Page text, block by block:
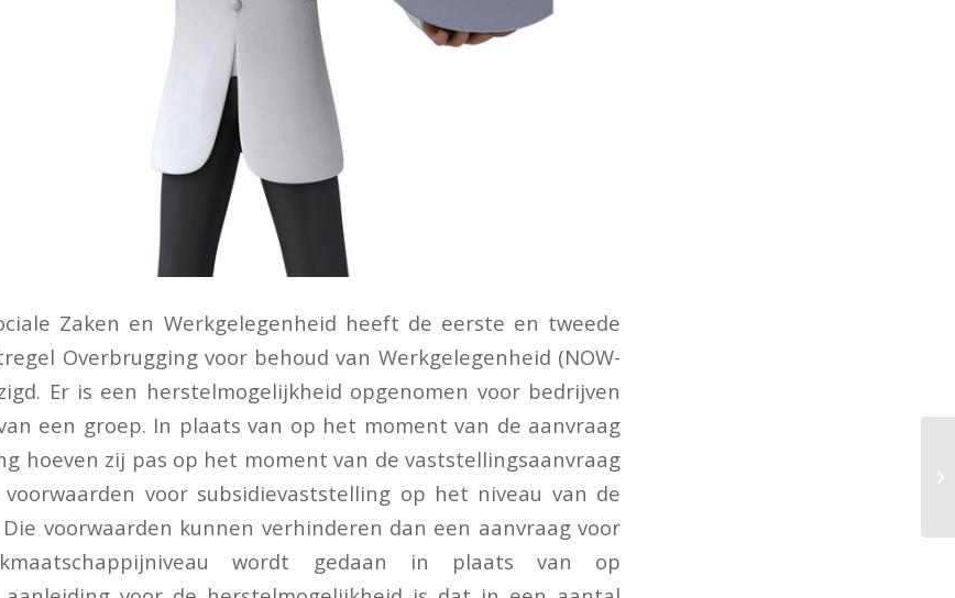
Zaken en Werkgelegenheid heeft de eerste en tweede
Overbrugging voor behoud van Werkgelegenheid (NOW-
Er is een herstelmogelijkheid opgenomen voor bedrijven
een groep. In plaats van op het moment van de aanvraag
hoeven zij pas op het moment van de vaststellingsaanvraag
voor subsidievaststelling op het niveau van de
voorwaarden kunnen verhinderen dan een aanvraag voor
wordt gedaan in plaats van op